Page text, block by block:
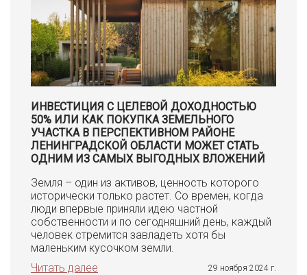
ИНВЕСТИЦИЯ С ЦЕЛЕВОЙ ДОХОДНОСТЬЮ
50% ИЛИ КАК ПОКУПКА ЗЕМЕЛЬНОГО
УЧАСТКА В ПЕРСПЕКТИВНОМ РАЙОНЕ
ЛЕНИНГРАДСКОЙ ОБЛАСТИ МОЖЕТ СТАТЬ
ОДНИМ ИЗ САМЫХ ВЫГОДНЫХ ВЛОЖЕНИЙ
Земля – один из активов, ценность которого
исторически только растет. Со времен, когда
люди впервые приняли идею частной
собственности и по сегодняшний день, каждый
человек стремится завладеть хотя бы
маленьким кусочком земли.
Читать далее
29 ноября 2024 г.